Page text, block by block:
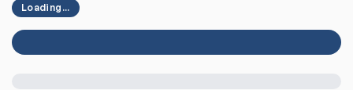
Loading...